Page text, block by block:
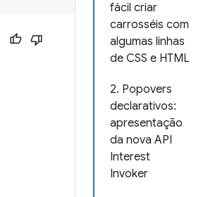
fácil criar
carrosséis com
algumas linhas
de CSS e HTML
2. Popovers
declarativos:
apresentação
da nova API
Interest
Invoker